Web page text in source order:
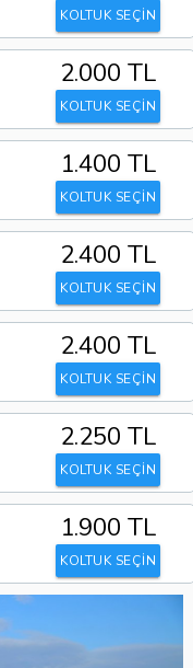
KOLTUK SEÇİN
2.000 TL
KOLTUK SEÇİN
1.400 TL
KOLTUK SEÇİN
2.400 TL
KOLTUK SEÇİN
2.400 TL
KOLTUK SEÇİN
2.250 TL
KOLTUK SEÇİN
1.900 TL
KOLTUK SEÇİN